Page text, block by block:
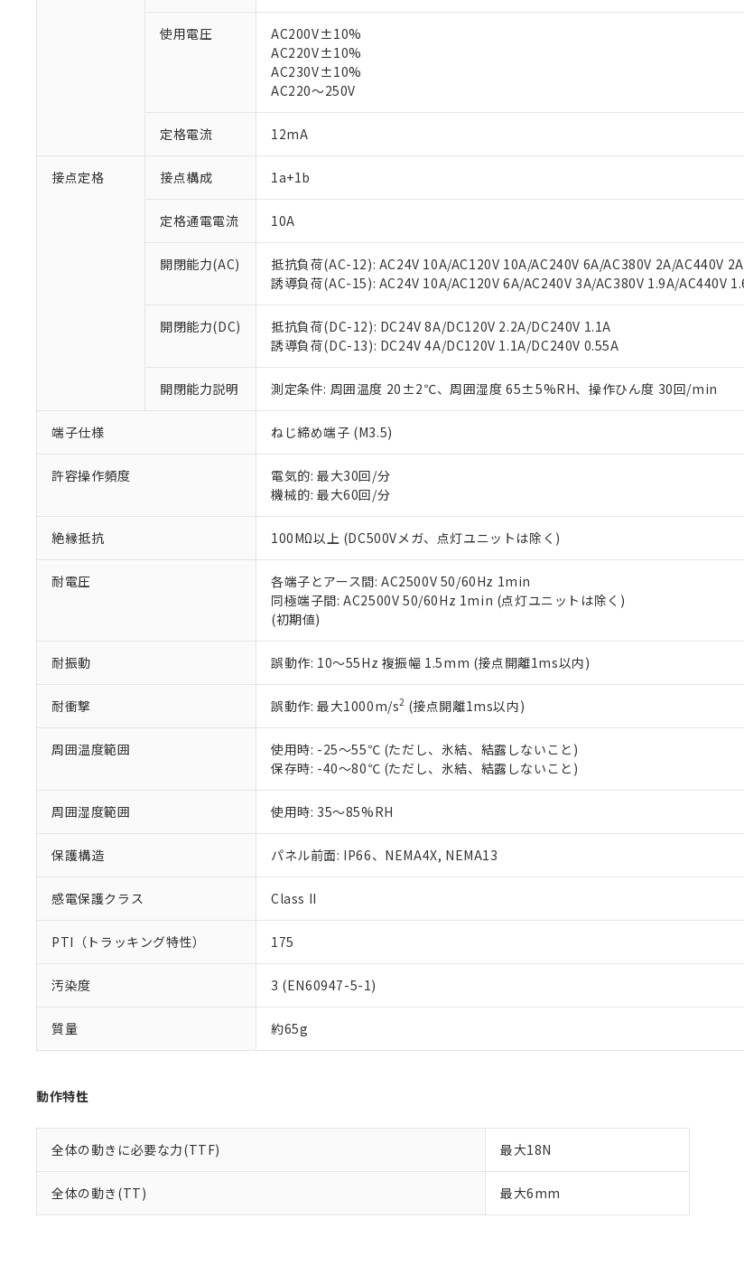
使用電圧
AC200V±10%
AC220V±10%
AC230V±10%
AC220～250V
定格電流 12mA
接点定格 接点構成 1a+1b
定格通電電流 10A
開閉能力(AC)
抵抗負荷(AC-12): AC24V 10A/AC120V 10A/AC240V 6A/AC380V 2A/AC440V 2A
誘導負荷(AC-15): AC24V 10A/AC120V 6A/AC240V 3A/AC380V 1.9A/AC440V
開閉能力(DC)
抵抗負荷(DC-12): DC24V 8A/DC120V 2.2A/DC240V 1.1A
誘導負荷(DC-13): DC24V 4A/DC120V 1.1A/DC240V 0.55A
開閉能力説明 測定条件: 周囲温度 20±2℃、周囲湿度 65±5%RH、操作ひん度 30回/min
端子仕様 ねじ締め端子 (M3.5)
許容操作頻度
電気的: 最大30回/分
機械的: 最大60回/分
絶縁抵抗 100MΩ以上 (DC500Vメガ、点灯ユニットは除く)
耐電圧
各端子とアース間: AC2500V 50/60Hz 1min
同極端子間: AC2500V 50/60Hz 1min (点灯ユニットは除く)
(初期値)
耐振動 誤動作: 10～55Hz 複振幅 1.5mm (接点開離1ms以内)
耐衝撃 誤動作: 最大1000m/s2 (接点開離1ms以内)
周囲温度範囲
使用時: -25～55℃ (ただし、氷結、結露しないこと)
保存時: -40～80℃ (ただし、氷結、結露しないこと)
周囲湿度範囲 使用時: 35～85%RH
保護構造 パネル前面: IP66、NEMA4X, NEMA13
感電保護クラス Class II
PTI（トラッキング特性） 175
汚染度 3 (EN60947-5-1)
質量 約65g
動作特性
全体の動きに必要な力(TTF) 最大18N
全体の動き(TT) 最大6mm
ご利用条件
くものです。
当社制御機器事業取扱商品の中には、本サービスの対象外となる商品
在庫状況および標準価格照会結果は、記載している更新日時点での社
のであり、閲覧された時点での実際の在庫および標準価格とは異なる
い。
正式な納期状況および標準価格はお客様のお取引先、またはお客様担
当社販売員にご相談ください。
在庫状況および標準価格結果を当社の事前の承諾なく第三者に漏洩ま
す。
マイパーツ機能（部品リスト作成サービス）をご利用いただくには、I-
ている必要があります。
お客様が当ウェブサイト上で当社にご登録された部品リストについて
が、当社の製品・サービスに関するお客様との取引・商談に必要な範
※当社の共同利用者とは、
"個人情報の共同利用に関して"
いる法人を指します。
※1 対応状況
対応済み：EU RoHS指令（10物質）の非含有に対応した製品が提供可能
対応予定：EU RoHS指令（10物質）の非含有に対応した製品に切り替える予
対応予定なし：EU RoHS指令（10物質）の非含有に非対応の商品で、対応
調査・確認中：EU RoHS指令（10物質）の非含有の対応状況を調査中または
仕入先様の事情により、非含有部品としていたものが、含有品と判明した場
があります。
*EU RoHS指令（10物質）：
鉛(Pb) 1000ppm以下、 水銀(Hg) 1000ppm以下、 カドミウム(Cd) 100ppm以下、
フタル酸ビス(2-エチルヘキシル) (DEHP)(別名：DOP) 1000ppm以下、フタル酸ブチルベンジル（
ル（DBP） 1000ppm以下、フタル酸ジイソブチル (DIBP) 1000ppm以下
但し、RoHS指令で産業用監視および制御機器に対する適用除外項目は除く。
フタル酸エステル類の４物質については閾値を超える意図的な使用がないことを確認しています。
部品在庫の切り替え状況などにより、予定月が前後することがあります。
※3 非含有証明書ダウンロード
下記の非含有証明書をダウンロードすることができます。
EU RoHS指令（10物質）の非含有証明書
※本証明書は発行日時点で非含有を証明するもので、過去に遡って非含有を
また、RoHS指令のフタル酸エステル類４物質の対応では、対応完了まで
混在することから備考欄に対応日を記載しておりました。
既に当社にて対応品への在庫切替を完了していることから、特段のことが
り割愛しております。
※1 中国RoHS○×表
「○」：最大均質材料含有率が中国RoHSの基準値以下であることを示しま
「×」：最大均質材料含有率が中国RoHSの基準値を超えていることを示しま
「－」：未確認です。当社販売部門へお問い合わせください。
*中国RoHS10物質の基準値 (GB/T26572)：
Pb(鉛) :1000ppm、 Hg(水銀) : 1000ppm、 Cd(カドミウム) : 100ppm、
Cr(Ⅵ)(六価クロム) : 1000ppm、 PBBs(ポリ臭化ビフェニル類) : 1000ppm、 PBDEs(ポリ臭化ジフ
DEHP(フタル酸ビス(2-エチルヘキシル)) : 1000ppm
※2 環境保護使用期限
「10」：通常の使用状況下において有害物質が外部に漏えいし、環境に深刻
味します。
「－」：未確認です。当社販売部門へお問い合わせください。
う）を輸出または国外への提供する場合は、日本国政府の輸出許可(ま
などの必要な手続きをとります。
当社は規制貨物を破棄する場合は、完全に破砕するなど、違法に輸出
ます。
当社は貴社製品を、核兵器、ミサイル、化学兵器、生物兵器またはそ
置等に一切使用いたしません。
また当社は、販売先および販売に係わる関係者が違法に輸出するおそ
たしません。
記
号
説明
○ 一定数以上の在庫あり
機器販売店・当社販売員にご確認ください)
白
受注生産機種、また在庫状況の情報を公開していない機種